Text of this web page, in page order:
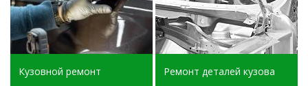
Кузовной ремонт Ремонт деталей кузова